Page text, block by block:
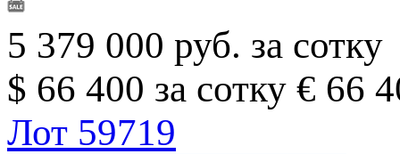
5 379 000 руб. за сотку
$ 66 400 за сотку € 66
Лот 59719